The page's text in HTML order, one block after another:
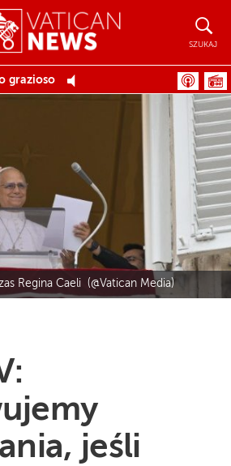
SZUKAJ
grazioso
Regina Caeli (@Vatican Media)
jeśli